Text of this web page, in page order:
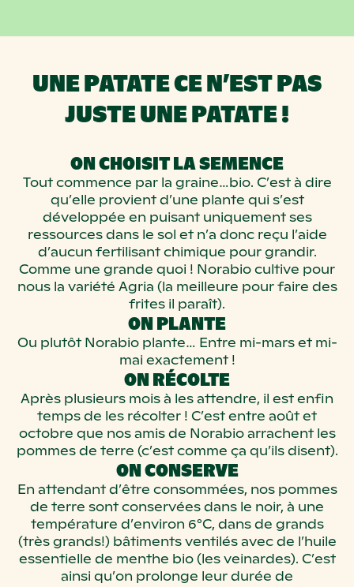
UNE PATATE CE N’EST PAS
JUSTE UNE PATATE !
ON CHOISIT LA SEMENCE
Tout commence par la graine…bio. C’est à dire
qu’elle provient d’une plante qui s’est
développée en puisant uniquement ses
ressources dans le sol et n’a donc reçu l’aide
d’aucun fertilisant chimique pour grandir.
Comme une grande quoi ! Norabio cultive pour
nous la variété Agria (la meilleure pour faire des
frites il paraît).
ON PLANTE
Ou plutôt Norabio plante… Entre mi-mars et mi-
mai exactement !
ON RÉCOLTE
Après plusieurs mois à les attendre, il est enfin
temps de les récolter ! C’est entre août et
octobre que nos amis de Norabio arrachent les
pommes de terre (c’est comme ça qu’ils disent).
ON CONSERVE
En attendant d’être consommées, nos pommes
de terre sont conservées dans le noir, à une
température d’environ 6°C, dans de grands
(très grands!) bâtiments ventilés avec de l’huile
essentielle de menthe bio (les veinardes). C’est
ainsi qu’on prolonge leur durée de